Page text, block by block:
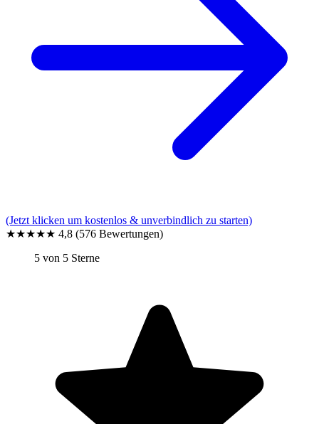
(Jetzt klicken um kostenlos & unverbindlich zu starten)
★★★★★ 4,8 (576 Bewertungen)
5 von 5 Sterne